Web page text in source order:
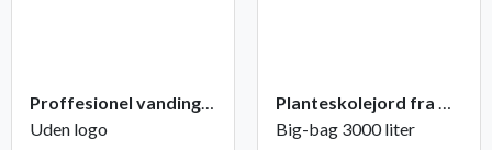
Proffesionel vandingspose 100 liter
Uden logo
Planteskolejord fra Champost
Big-bag 3000 liter